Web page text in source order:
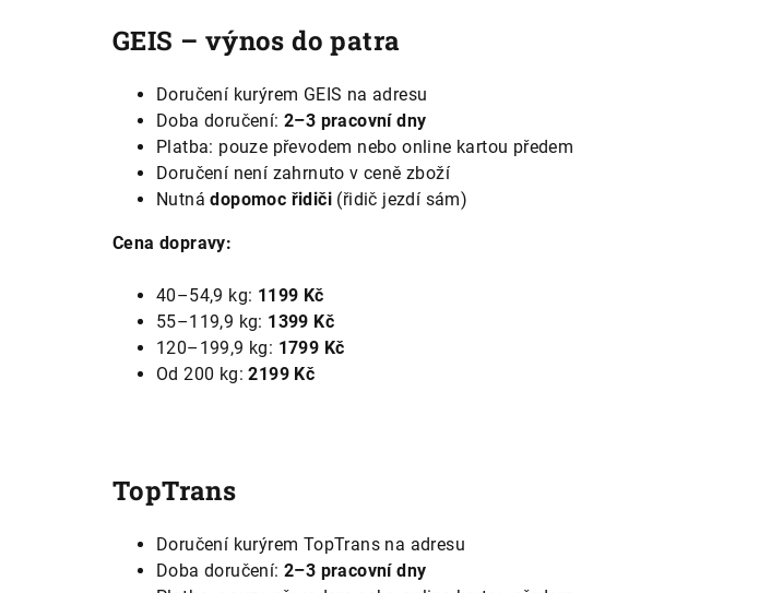
GEIS – výnos do patra
Doručení kurýrem GEIS na adresu
Doba doručení: 2–3 pracovní dny
Platba: pouze převodem nebo online kartou předem
Doručení není zahrnuto v ceně zboží
Nutnádopomoc řidiči (řidič jezdí sám)
Cena dopravy:
40–54,9 kg: 1199 Kč
55–119,9 kg: 1399 Kč
120–199,9 kg: 1799 Kč
Od 200 kg:2199 Kč
TopTrans
Doručení kurýrem TopTrans na adresu
Doba doručení: 2–3 pracovní dny